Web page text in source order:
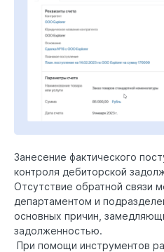
Занесение фактического
контроля дебиторской
Отсутствие обратной связи
департаментом и
основных причин,
задолженностью.
При помощи инструментов